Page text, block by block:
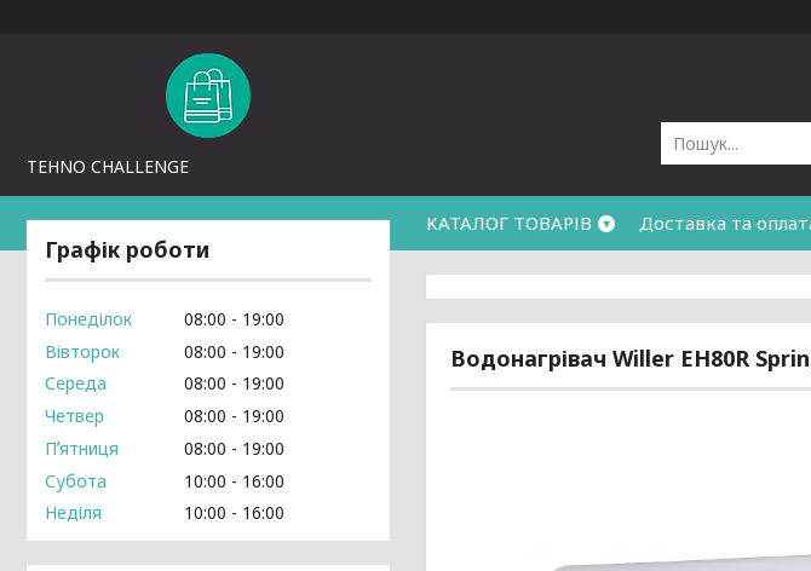
TEHNO CHALLENGE
КАТАЛОГ ТОВАРІВ Доставка та
Водонагрівач Willer EH80R
Графік роботи
Понеділок 08:00
19:00
Вівторок
08:00
19:00
Середа
08:00
19:00
Четвер
08:00
19:00
Пʼятниця
08:00
19:00
Субота
10:00
16:00
Неділя
10:00 16:00